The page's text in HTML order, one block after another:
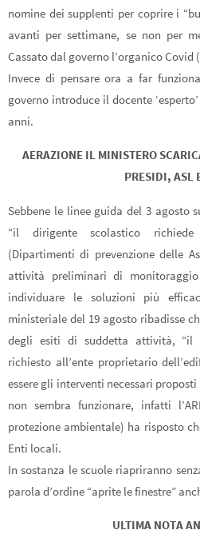
nomine dei supplenti per coprire i
avanti per settimane, se non per
Cassato dal governo l’organico Covid
Invece di pensare ora a far
governo introduce il docente
anni.
AERAZIONE IL MINISTERO
PRESIDI, ASL
Sebbene le linee guida del 3 agosto
“il dirigente scolastico
(Dipartimenti di prevenzione delle
attività preliminari di
individuare le soluzioni più
ministeriale del 19 agosto ribadisse
degli esiti di suddetta attività, “il
richiesto all’ente proprietario
essere gli interventi necessari
non sembra funzionare, infatti
protezione ambientale) ha risposto
Enti locali.
In sostanza le scuole riapriranno
parola d’ordine “aprite le finestre”
ULTIMA NOTA